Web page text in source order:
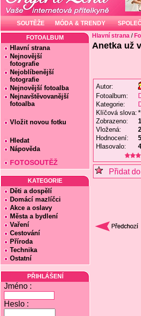
SOUTĚŽE MÓDA & TRENDY
FOTOALBUM
Hlavní strana
Nejnovější
fotografie
Nejoblíbenější
fotografie
Nejnovější fotoalba
Nejnavštěvovanější
fotoalba
Vložit novou fotku
Hledat
Nápověda
FOTOSOUTĚŽ
KATEGORIE
Děti a dospělí
Domácí mazlíčci
Akce a oslavy
Města a bydlení
Vaření
Cestování
Příroda
Technika
Ostatní
PŘIHLÁŠENÍ
Jméno :
Heslo :
Hlavní strana /
Anetka už
Autor:
Fotoalbum:
Kategorie:
Klíčová slova:
Zobrazeno:
Vložená:
Hodnocení:
Hlasovalo:
Přidat